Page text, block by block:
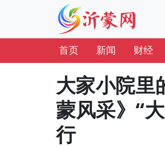
首页 新闻 财经
大家小院
蒙风采》“
行